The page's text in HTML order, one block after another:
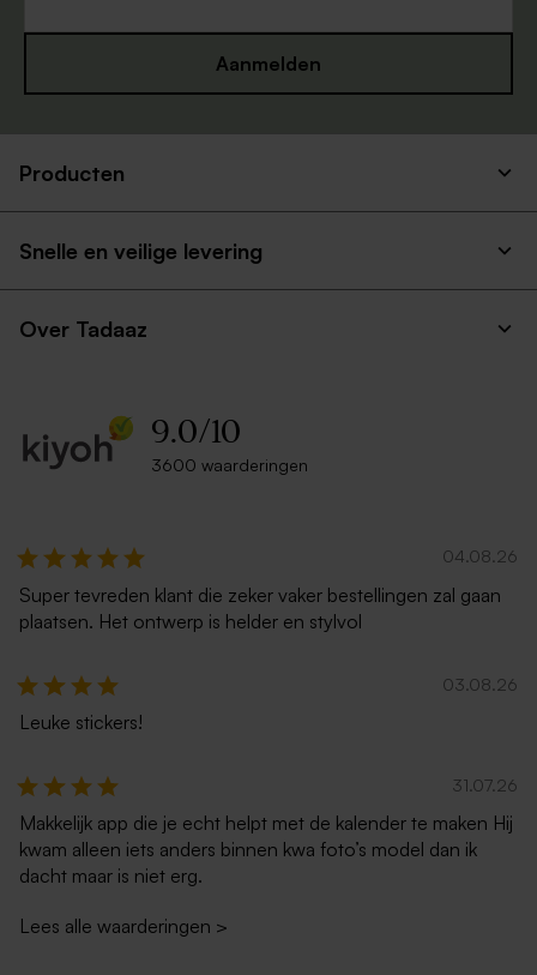
Aanmelden
Producten
Snelle en veilige levering
Over Tadaaz
9.0/10
3600 waarderingen
04.08.26
Super tevreden klant die zeker vaker bestellingen zal gaan
plaatsen. Het ontwerp is helder en stylvol
03.08.26
Leuke stickers!
31.07.26
Makkelijk app die je echt helpt met de kalender te maken Hij
kwam alleen iets anders binnen kwa foto’s model dan ik
dacht maar is niet erg.
Lees alle waarderingen >